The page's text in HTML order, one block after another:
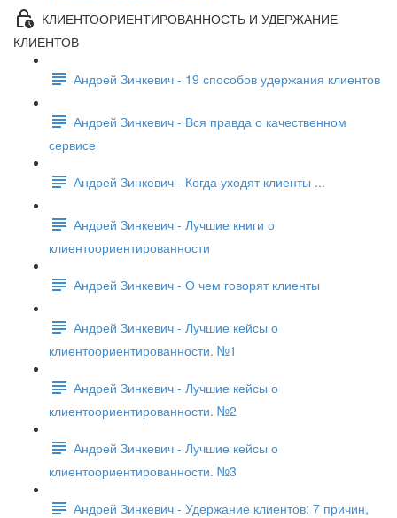
КЛИЕНТООРИЕНТИРОВАННОСТЬ И УДЕРЖАНИЕ
КЛИЕНТОВ
Андрей Зинкевич - 19 способов удержания клиентов
Андрей Зинкевич - Вся правда о качественном
сервисе
Андрей Зинкевич - Когда уходят клиенты ...
Андрей Зинкевич - Лучшие книги о
клиентоориентированности
Андрей Зинкевич - О чем говорят клиенты
Андрей Зинкевич - Лучшие кейсы о
клиентоориентированности. №1
Андрей Зинкевич - Лучшие кейсы о
клиентоориентированности. №2
Андрей Зинкевич - Лучшие кейсы о
клиентоориентированности. №3
Андрей Зинкевич - Удержание клиентов: 7 причин,